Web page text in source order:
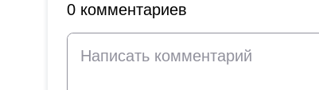
0 комментариев